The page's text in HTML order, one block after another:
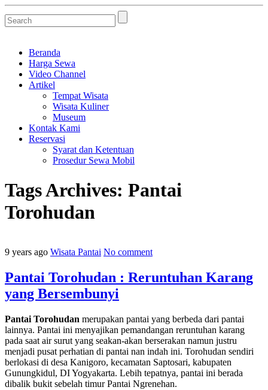
Beranda
Harga Sewa
Video Channel
Artikel
Tempat Wisata
Wisata Kuliner
Museum
Kontak Kami
Reservasi
Syarat dan Ketentuan
Prosedur Sewa Mobil
Tags Archives: Pantai
Torohudan
9 years ago Wisata Pantai No comment
Pantai Torohudan : Reruntuhan Karang
yang Bersembunyi
Pantai Torohudan merupakan pantai yang berbeda dari pantai
lainnya. Pantai ini menyajikan pemandangan reruntuhan karang
pada saat air surut yang seakan-akan berserakan namun justru
menjadi pusat perhatian di pantai nan indah ini. Torohudan sendiri
berlokasi di desa Kanigoro, kecamatan Saptosari, kabupaten
Gunungkidul, DI Yogyakarta. Lebih tepatnya, pantai ini berada
dibalik bukit sebelah timur Pantai Ngrenehan.